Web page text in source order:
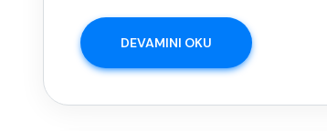
DEVAMINI OKU